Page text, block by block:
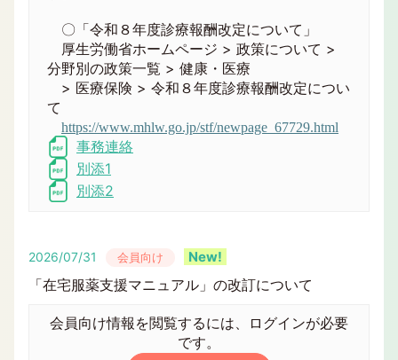
〇「令和８年度診療報酬改定について」
厚生労働省ホームページ > 政策について >
分野別の政策一覧 > 健康・医療
> 医療保険 > 令和８年度診療報酬改定につい
て
https://www.mhlw.go.jp/stf/newpage_67729.html
事務連絡
別添1
別添2
2026/07/31 会員向け
「在宅服薬支援マニュアル」の改訂について
会員向け情報を閲覧するには、ログインが必要
です。